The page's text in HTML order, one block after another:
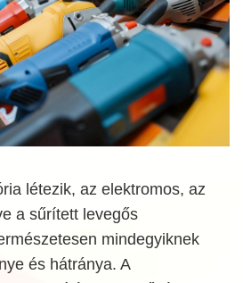
létezik, az elektromos, az
a sűrített levegős
mindegyiknek
és hátránya. A